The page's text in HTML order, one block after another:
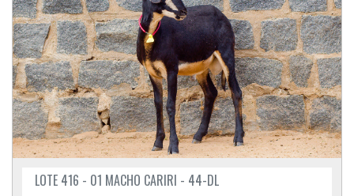
LOTE 416 - 01 MACHO CARIRI - 44-DL